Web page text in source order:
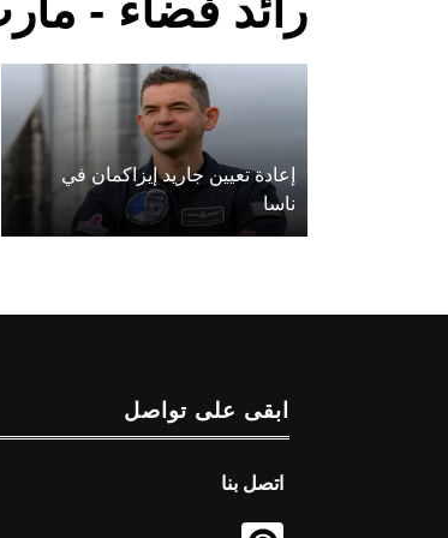
رائد فضاء -
إعادة تعيين جاريد إيزاكمان في
ناسا
ابقى على تواصل
اتصل بنا